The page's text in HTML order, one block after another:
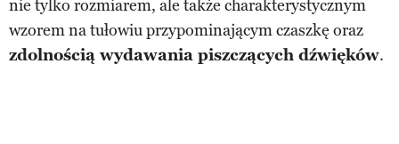
nie tylko rozmiarem, ale także charakterystycznym
wzorem na tułowiu przypominającym czaszkę oraz
zdolnością wydawania piszczących dźwięków.